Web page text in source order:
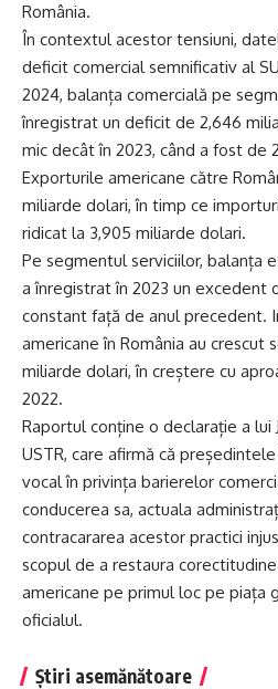
România.
În contextul acestor tensiuni,
deficit comercial semnificativ al
2024, balanța comercială pe
înregistrat un deficit de 2,646
mic decât în 2023, când a fost de
Exporturile americane către
miliarde dolari, în timp ce
ridicat la 3,905 miliarde dolari.
Pe segmentul serviciilor, balanța
a înregistrat în 2023 un excedent
constant față de anul precedent.
americane în România au crescut
miliarde dolari, în creștere cu
2022.
Raportul conține o declarație a lui
USTR, care afirmă că
vocal în privința barierelor
conducerea sa, actuala
contracararea acestor practici
scopul de a restaura
americane pe primul loc pe piața
oficialul.
Știri asemănătoare